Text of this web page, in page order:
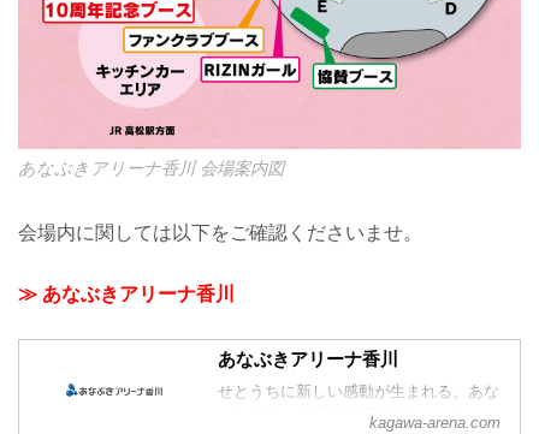
あなぶきアリーナ香川 会場案内図
会場内に関しては以下をご確認くださいませ。
≫ あなぶきアリーナ香川
あなぶきアリーナ香川
せとうちに新しい感動が生まれる。あな
ぶきアリーナ香川 2025年春オープン
kagawa-arena.com